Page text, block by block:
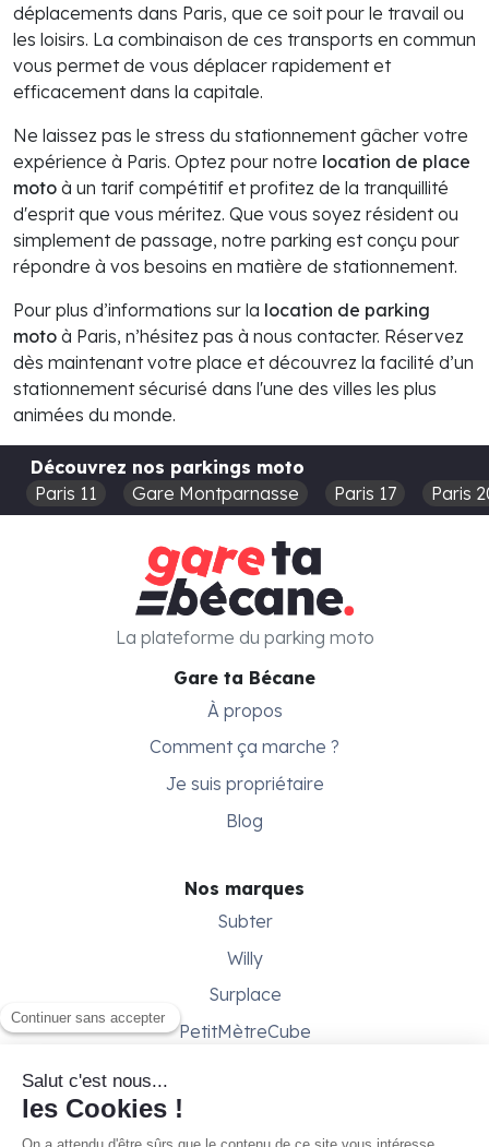
déplacements dans Paris, que ce soit pour le travail ou
les loisirs. La combinaison de ces transports en commun
vous permet de vous déplacer rapidement et
efficacement dans la capitale.
Ne laissez pas le stress du stationnement gâcher votre
expérience à Paris. Optez pour notre location de place
moto à un tarif compétitif et profitez de la tranquillité
d'esprit que vous méritez. Que vous soyez résident ou
simplement de passage, notre parking est conçu pour
répondre à vos besoins en matière de stationnement.
Pour plus d’informations sur la location de parking
moto à Paris, n’hésitez pas à nous contacter. Réservez
dès maintenant votre place et découvrez la facilité d’un
stationnement sécurisé dans l'une des villes les plus
animées du monde.
Découvrez nos parkings moto
Paris 11
Gare Montparnasse Paris 17 Paris
Gare ta Bécane
À propos
Comment ça marche ?
Je suis propriétaire
Blog
Nos marques
Subter
Willy
Surplace
PetitMètreCube
Besoin d'aide ?
La plateforme du parking moto